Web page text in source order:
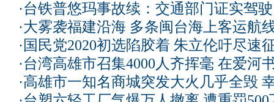
·台铁普悠玛事故续：交通部门证实驾
·大雾袭福建沿海 多条闽台海上客运航
· 国民党2020初选陷胶着 朱立伦吁尽速
·台湾高雄市召集4000人齐挥毫 在爱河
·高雄市一知名商城突发大火几乎全毁